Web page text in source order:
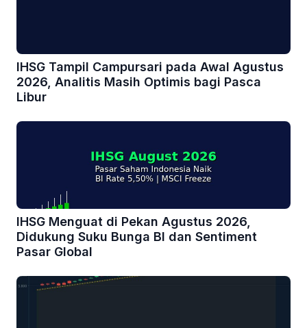
IHSG Tampil Campursari pada Awal Agustus
2026, Analitis Masih Optimis bagi Pasca
Libur
IHSG Menguat di Pekan Agustus 2026,
Didukung Suku Bunga BI dan Sentiment
Pasar Global